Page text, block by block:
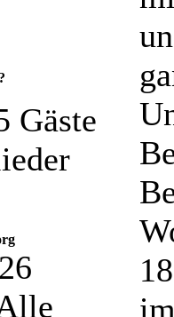
Gäste